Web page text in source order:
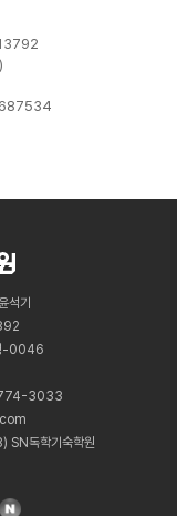
석기
-0046
-3033
SN독학기숙학원